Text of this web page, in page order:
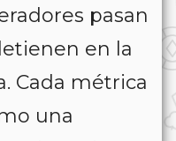
pasan
en la
Cada métrica
una